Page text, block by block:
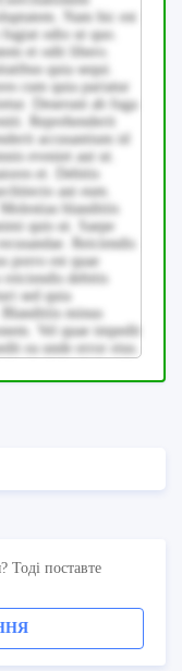
Nam hic est
odio ut quo.
et odit libero.
quia sequi.
cum quia pariatur
Deserunt ab fuga
Reprehenderit
accusantium id
eveniet aut ut.
et. Debitis
aut eum.
blanditiis
quis ut. Saepe
Reiciendis
porro est quae
debitis
sed quia
Blanditiis minus
Vel quae impedit
ea unde error eius.
Тоді поставте